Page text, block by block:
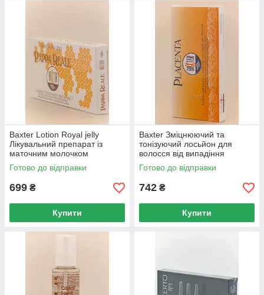
Baxter Lotion Royal jelly
Лікувальний препарат із
маточним молочком
відновлювальний, 10x10 мл
Готово до відправки
699 ₴
Купити
Baxter Зміцнюючий та
тонізуючий лосьйон для
волосся від випадіння
Плацента, 10x10 мл
Готово до відправки
742 ₴
Купити